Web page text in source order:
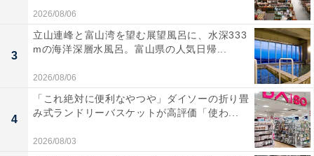
楽天トラベルの「クーポン祭」とは？
楽天トラベルでは、定期的に「クーポン祭」を開催。人
2026/08/06
3
立山連峰と富山湾を望む展望風呂に、水深333
mの海洋深層水風呂。富山県の人気日帰...
2026/08/06
4
「これ絶対に便利なやつや」ダイソーの折り畳
み式ランドリーバスケットが高評価「使わ...
2026/08/03